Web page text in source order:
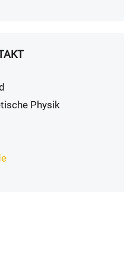
Physik